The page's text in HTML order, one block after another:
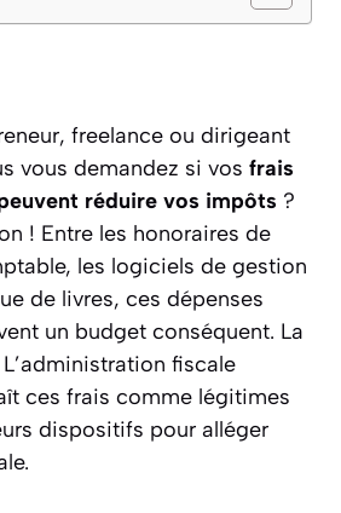
freelance ou dirigeant
vous demandez si vos frais
réduire vos impôts ?
! Entre les honoraires de
les logiciels de gestion
de livres, ces dépenses
un budget conséquent. La
fiscale
ces frais comme légitimes
dispositifs pour alléger